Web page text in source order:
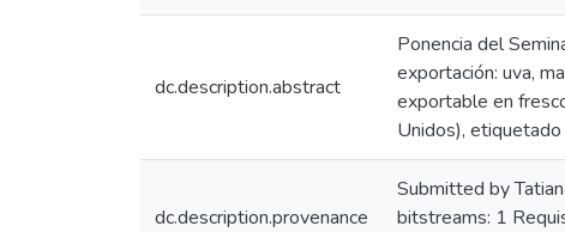
dc.description.abstract
Ponencia del
exportación: uva,
exportable en
Unidos),
dc.description.provenance
Submitted by
bitstreams: 1